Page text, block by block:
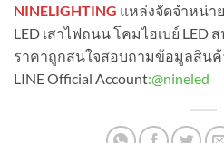
NINELIGHTING แหล่งจัดจำหน่า
LED เสาไฟถนน โคมไฮเบย์ LED
ราคาถูกสนใจสอบถามข้อมูลสินค้
LINE Official Account:@nineled